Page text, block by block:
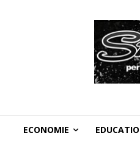
ECONOMIE